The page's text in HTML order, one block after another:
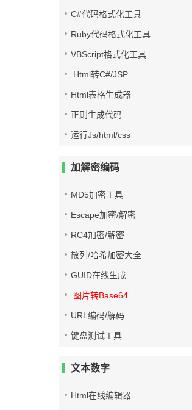
C#代码格式化工具
Ruby代码格式化工具
VBScript格式化工具
Html转C#/JSP
Html表格生成器
正则生成代码
运行Js/html/css
加解密编码
MD5加密工具
Escape加密/解密
RC4加密/解密
散列/哈希加密大全
GUID在线生成
图片转Base64
URL编码/解码
键盘测试工具
文本数字
Html在线编辑器